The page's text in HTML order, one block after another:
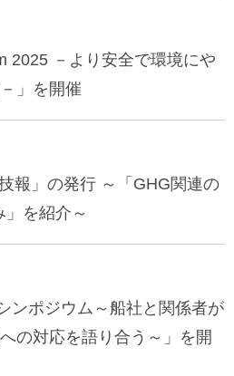
2025 －より安全で環境にや
」を開催
報」の発行 ～「GHG関連の
を紹介～
ンポジウム～船社と関係者が
の対応を語り合う～」を開